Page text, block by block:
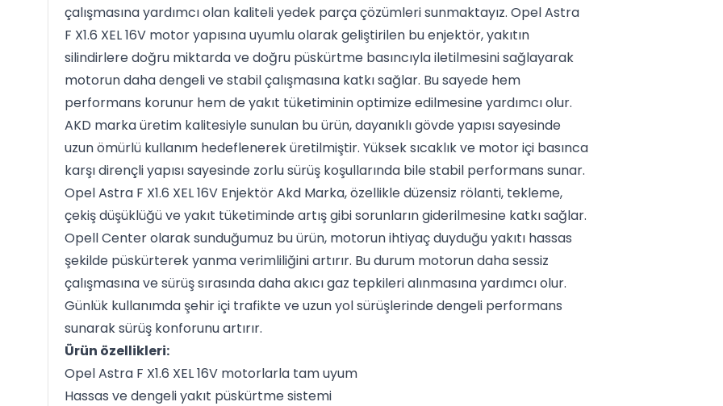
çalışmasına yardımcı olan kaliteli yedek parça çözümleri sunmaktayız. Opel Astra
F X1.6 XEL 16V motor yapısına uyumlu olarak geliştirilen bu enjektör, yakıtın
silindirlere doğru miktarda ve doğru püskürtme basıncıyla iletilmesini sağlayarak
motorun daha dengeli ve stabil çalışmasına katkı sağlar. Bu sayede hem
performans korunur hem de yakıt tüketiminin optimize edilmesine yardımcı olur.
AKD marka üretim kalitesiyle sunulan bu ürün, dayanıklı gövde yapısı sayesinde
uzun ömürlü kullanım hedeflenerek üretilmiştir. Yüksek sıcaklık ve motor içi basınca
karşı dirençli yapısı sayesinde zorlu sürüş koşullarında bile stabil performans sunar.
Opel Astra F X1.6 XEL 16V Enjektör Akd Marka, özellikle düzensiz rölanti, tekleme,
çekiş düşüklüğü ve yakıt tüketiminde artış gibi sorunların giderilmesine katkı sağlar.
Opell Center olarak sunduğumuz bu ürün, motorun ihtiyaç duyduğu yakıtı hassas
şekilde püskürterek yanma verimliliğini artırır. Bu durum motorun daha sessiz
çalışmasına ve sürüş sırasında daha akıcı gaz tepkileri alınmasına yardımcı olur.
Günlük kullanımda şehir içi trafikte ve uzun yol sürüşlerinde dengeli performans
sunarak sürüş konforunu artırır.
Ürün özellikleri:
Opel Astra F X1.6 XEL 16V motorlarla tam uyum
Hassas ve dengeli yakıt püskürtme sistemi